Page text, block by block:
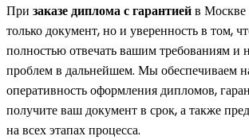
При заказе диплома с гарантиейв Москве
только документ, но и уверенность в том,
полностью отвечать вашим требованиям и
проблем в дальнейшем. Мы обеспечиваем
оперативность оформления дипломов,
получите ваш документ в срок, а также
на всех этапах процесса.